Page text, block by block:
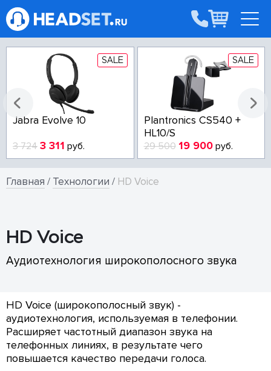
SALE
Jabra Evolve 10
3 724 3 311 руб.
SALE
Plantronics CS540 +
HL10/S
29 500 19 900руб.
Главная / Технологии / HD Voice
HD Voice
Аудиотехнология широкополосного звука
HD Voice (широкополосный звук) -
аудиотехнология, используемая в телефонии.
Расширяет частотный диапазон звука на
телефонных линиях, в результате чего
повышается качество передачи голоса.